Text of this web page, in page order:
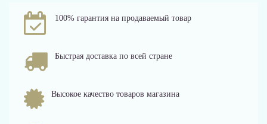
100% гарантия на продаваемый товар
Быстрая доставка по всей стране
Высокое качество товаров магазина